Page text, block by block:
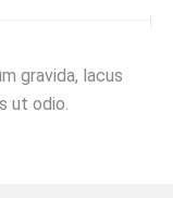
gravida, lacus
ut odio.